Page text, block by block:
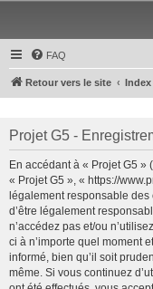
FAQ
Retour vers le site
Projet G5 -
En accédant à « Projet G5
« Projet G5 », « https://
légalement responsable
d’être légalement
n’accédez pas et/ou
ci à n’importe quel moment
informé, bien qu’il soit
même. Si vous continuez